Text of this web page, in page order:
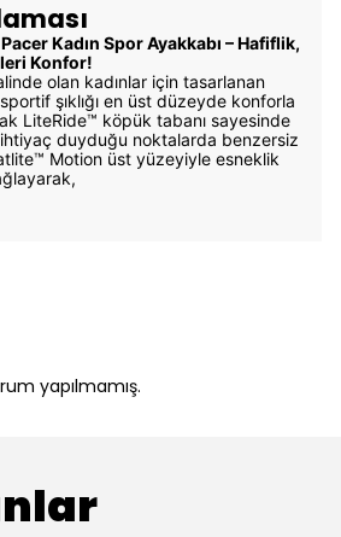
Kadın Spor Ayakkabı – Hafiflik,
Konfor!
olan kadınlar için tasarlanan
şıklığı en üst düzeyde konforla
LiteRide™ köpük tabanı sayesinde
ihtiyaç duyduğu noktalarda benzersiz
Motion üst yüzeyiyle esneklik
yapılmamış.